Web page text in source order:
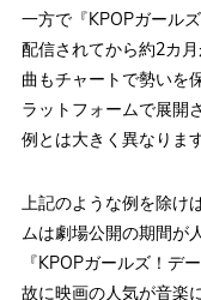
一方で『KPOPガール
配信されてから約2カ
曲もチャートで勢いを
ラットフォームで展開
例とは大きく異なります
上記のような例を除け
ムは劇場公開の期間が
『KPOPガールズ！デ
故に映画の人気が音楽